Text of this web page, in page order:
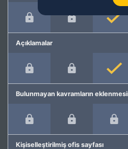
Açıklamalar
Bulunmayan kavramların
Kişiselleştirilmiş ofis sayfası